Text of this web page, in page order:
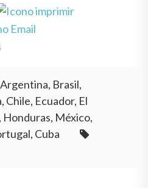
Brasil,
Chile, Ecuador, El
Honduras, México,
Cuba